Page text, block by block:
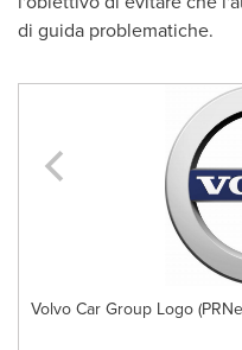
di guida problematiche.
Volvo Car Group Logo